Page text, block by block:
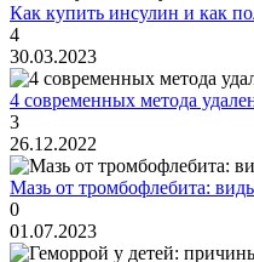
Как купить инсулин и как
4
30.03.2023
4 современных метода
3
26.12.2022
Мазь от тромбофлебита:
0
01.07.2023